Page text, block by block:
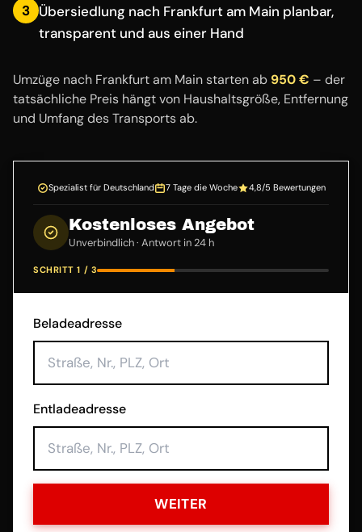
3 Übersiedlung nach Frankfurt am Main planbar,
transparent und aus einer Hand
Umzüge nach Frankfurt am Main starten ab 950 € – der
tatsächliche Preis hängt von Haushaltsgröße, Entfernung
und Umfang des Transports ab.
Spezialist für Deutschland 7 Tage die Woche 4,8/5 Bewertungen
Kostenloses Angebot
Unverbindlich · Antwort in 24 h
SCHRITT 1 / 3
Beladeadresse
Entladeadresse
WEITER